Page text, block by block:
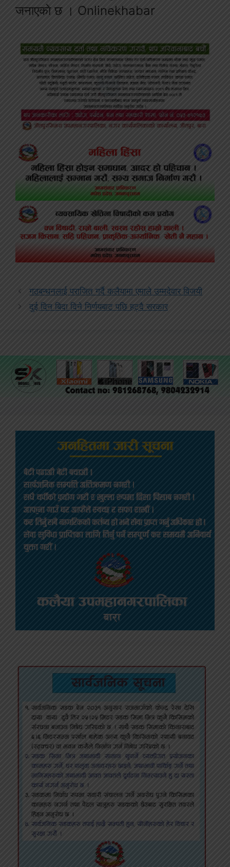
जनाएकाे छ । Onlinekhabar
गठबन्धनलाई पराजित गर्दै कलैयामा एमाले उम्मदेवार विजयी
दुई दिन बिदा दिने निर्णयबाट पछि हट्दै सरकार